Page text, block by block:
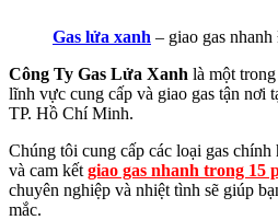
Gas lửa xanh – giao gas
Công Ty Gas Lửa Xanh là một
lĩnh vực cung cấp và giao gas tận nơi
TP. Hồ Chí Minh.
Chúng tôi cung cấp các loại gas chính
và cam kết giao gas nhanh trong 15
chuyên nghiệp và nhiệt tình sẽ giúp
mắc.